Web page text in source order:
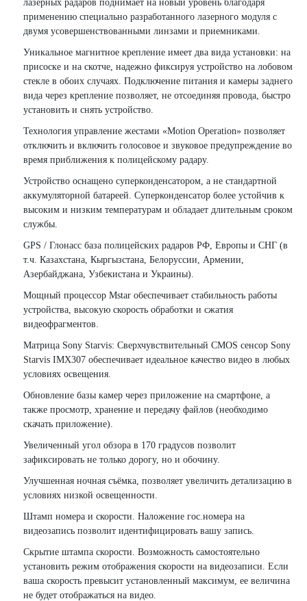
лазерных радаров поднимает на новый уровень благодаря
применению специально разработанного лазерного модуля с
двумя усовершенствованными линзами и приемниками.
Уникальное магнитное крепление имеет два вида установки: на
присоске и на скотче, надежно фиксируя устройство на лобовом
стекле в обоих случаях. Подключение питания и камеры заднего
вида через крепление позволяет, не отсоединяя провода, быстро
установить и снять устройство.
Технология управление жестами «Motion Operation» позволяет
отключить и включить голосовое и звуковое предупреждение во
время приближения к полицейскому радару.
Устройство оснащено суперконденсатором, а не стандартной
аккумуляторной батареей. Суперконденсатор более устойчив к
высоким и низким температурам и обладает длительным сроком
службы.
GPS / Глонасс база полицейских радаров РФ, Европы и СНГ (в
т.ч. Казахстана, Кыргызстана, Белоруссии, Армении,
Азербайджана, Узбекистана и Украины).
Мощный процессор Mstar обеспечивает стабильность работы
устройства, высокую скорость обработки и сжатия
видеофрагментов.
Матрица Sony Starvis: Сверхчувствительный CMOS сенсор Sony
Starvis IMX307 обеспечивает идеальное качество видео в любых
условиях освещения.
Обновление базы камер через приложение на смартфоне, а
также просмотр, хранение и передачу файлов (необходимо
скачать приложение).
Увеличенный угол обзора в 170 градусов позволит
зафиксировать не только дорогу, но и обочину.
Улучшенная ночная съёмка, позволяет увеличить детализацию в
условиях низкой освещенности.
Штамп номера и скорости. Наложение гос.номера на
видеозапись позволит идентифицировать вашу запись.
Скрытие штампа скорости. Возможность самостоятельно
установить режим отображения скорости на видеозаписи. Если
ваша скорость превысит установленный максимум, ее величина
не будет отображаться на видео.